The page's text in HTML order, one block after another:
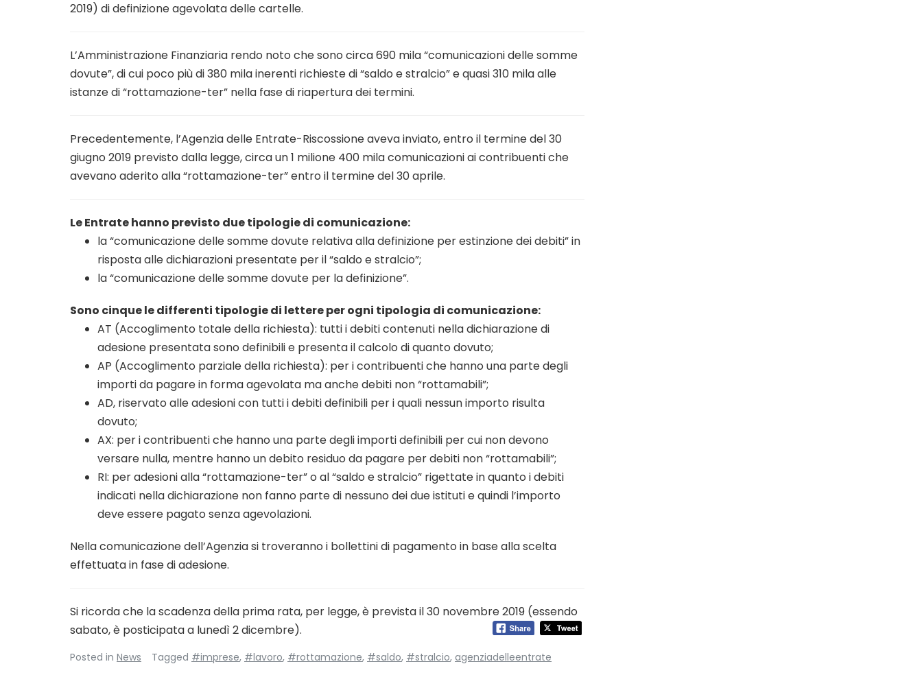
2019) di definizione agevolata delle cartelle.
L’Amministrazione Finanziaria rendo noto che sono circa 690 mila “comunicazioni delle somme
dovute”, di cui poco più di 380 mila inerenti richieste di “saldo e stralcio” e quasi 310 mila alle
istanze di “rottamazione-ter” nella fase di riapertura dei termini.
Precedentemente, l’Agenzia delle Entrate-Riscossione aveva inviato, entro il termine del 30
giugno 2019 previsto dalla legge, circa un 1 milione 400 mila comunicazioni ai contribuenti che
avevano aderito alla “rottamazione-ter” entro il termine del 30 aprile.
Le Entrate hanno previsto due tipologie di comunicazione:
la “comunicazione delle somme dovute relativa alla definizione per estinzione dei debiti” in
risposta alle dichiarazioni presentate per il “saldo e stralcio”;
la “comunicazione delle somme dovute per la definizione”.
Sono cinque le differenti tipologie di lettere per ogni tipologia di comunicazione:
AT (Accoglimento totale della richiesta): tutti i debiti contenuti nella dichiarazione di
adesione presentata sono definibili e presenta il calcolo di quanto dovuto;
AP (Accoglimento parziale della richiesta): per i contribuenti che hanno una parte degli
importi da pagare in forma agevolata ma anche debiti non “rottamabili”;
AD, riservato alle adesioni con tutti i debiti definibili per i quali nessun importo risulta
dovuto;
AX: per i contribuenti che hanno una parte degli importi definibili per cui non devono
versare nulla, mentre hanno un debito residuo da pagare per debiti non “rottamabili”;
RI: per adesioni alla “rottamazione-ter” o al “saldo e stralcio” rigettate in quanto i debiti
indicati nella dichiarazione non fanno parte di nessuno dei due istituti e quindi l’importo
deve essere pagato senza agevolazioni.
Nella comunicazione dell’Agenzia si troveranno i bollettini di pagamento in base alla scelta
effettuata in fase di adesione.
Si ricorda che la scadenza della prima rata, per legge, è prevista il 30 novembre 2019 (essendo
sabato, è posticipata a lunedì 2 dicembre).
Posted in News Tagged #imprese, #lavoro, #rottamazione, #saldo, #stralcio, agenziadelleentrate